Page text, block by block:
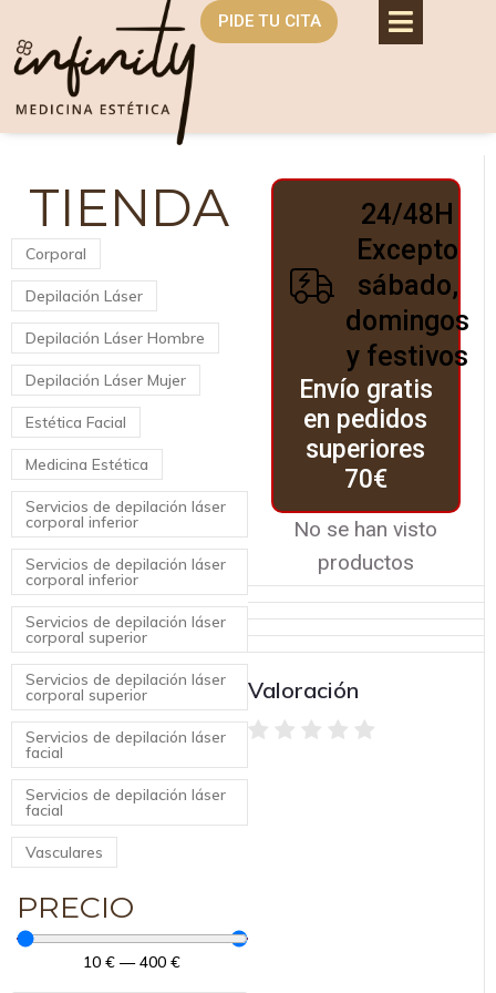
PIDE TU CITA
24/48H
Excepto
sábado,
domingos
y festivos
Envío gratis
en pedidos
superiores
70€
No se han visto
productos
Valoración
TIENDA
Corporal
Depilación Láser
Depilación Láser Hombre
Depilación Láser Mujer
Estética Facial
Medicina Estética
Servicios de depilación láser
corporal inferior
Servicios de depilación láser
corporal inferior
Servicios de depilación láser
corporal superior
Servicios de depilación láser
corporal superior
Servicios de depilación láser
facial
Servicios de depilación láser
facial
Vasculares
PRECIO
10 € —400 €